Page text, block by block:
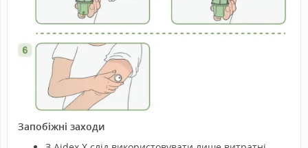
Запобіжні заходи